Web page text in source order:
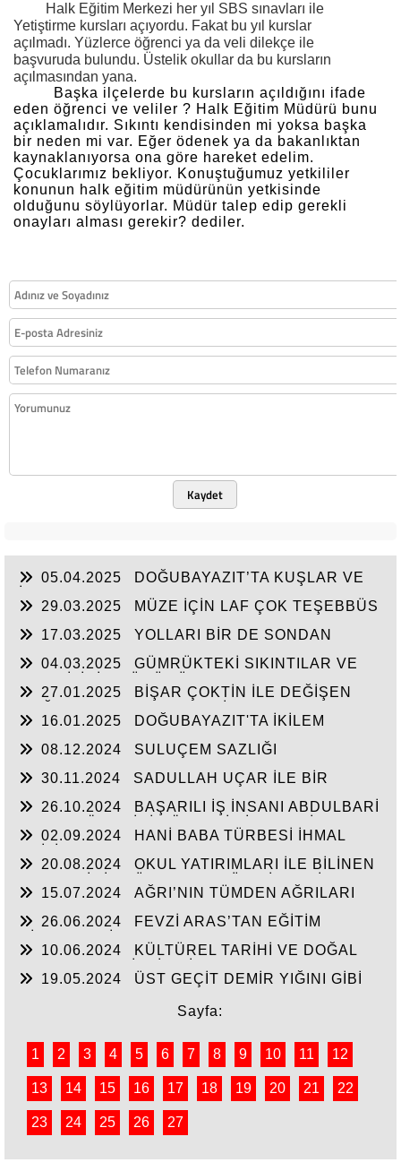
Halk Eğitim Merkezi her yıl SBS sınavları ile
Yetiştirme kursları açıyordu. Fakat bu yıl kurslar
açılmadı. Yüzlerce öğrenci ya da veli dilekçe ile
başvuruda bulundu. Üstelik okullar da bu kursların
açılmasından yana.
Başka ilçelerde bu kursların açıldığını ifade
eden öğrenci ve veliler ? Halk Eğitim Müdürü bunu
açıklamalıdır. Sıkıntı kendisinden mi yoksa başka
bir neden mi var. Eğer ödenek ya da bakanlıktan
kaynaklanıyorsa ona göre hareket edelim.
Çocuklarımız bekliyor. Konuştuğumuz yetkililer
konunun halk eğitim müdürünün yetkisinde
olduğunu söylüyorlar. Müdür talep edip gerekli
onayları alması gerekir? dediler.
Kaydet
05.04.2025
DOĞUBAYAZIT’TA KUŞLAR VE
29.03.2025
MÜZE İÇİN LAF ÇOK TEŞEBBÜS
17.03.2025
YOLLARI BİR DE SONDAN
04.03.2025
GÜMRÜKTEKİ SIKINTILAR VE
27.01.2025
BİŞAR ÇOKTİN İLE DEĞİŞEN
16.01.2025
DOĞUBAYAZIT'TA İKİLEM
08.12.2024
SULUÇEM SAZLIĞI
30.11.2024
SADULLAH UÇAR İLE BİR
26.10.2024
BAŞARILI İŞ İNSANI ABDULBARİ
02.09.2024
HANİ BABA TÜRBESİ İHMAL
20.08.2024
OKUL YATIRIMLARI İLE BİLİNEN
YASUBUĞA İLE PORTRE…
15.07.2024
AĞRI’NIN TÜMDEN AĞRILARI
26.06.2024
FEVZİ ARAS’TAN EĞİTİM
10.06.2024
KÜLTÜREL TARİHİ VE DOĞAL
19.05.2024
ÜST GEÇİT DEMİR YIĞINI GİBİ
Sayfa:
1 2 3 4 5 6 7 8 9 10 11 12
13 14 15 16 17 18 19 20 21 22
23 24 25 26 27